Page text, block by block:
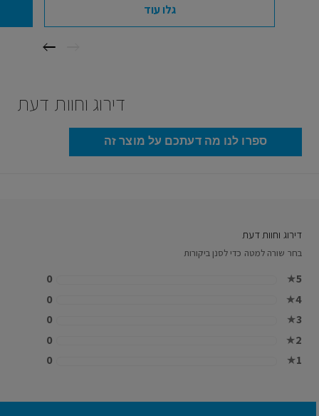
גלו עוד
דירוג וחוות דעת
ספרו לנו מה דעתכם על מוצר זה
דירוג וחוות דעת
בחר שורה למטה כדי לסנן ביקורות
5
★
0
4
★
0
3
★
0
2
★
0
1
★
0